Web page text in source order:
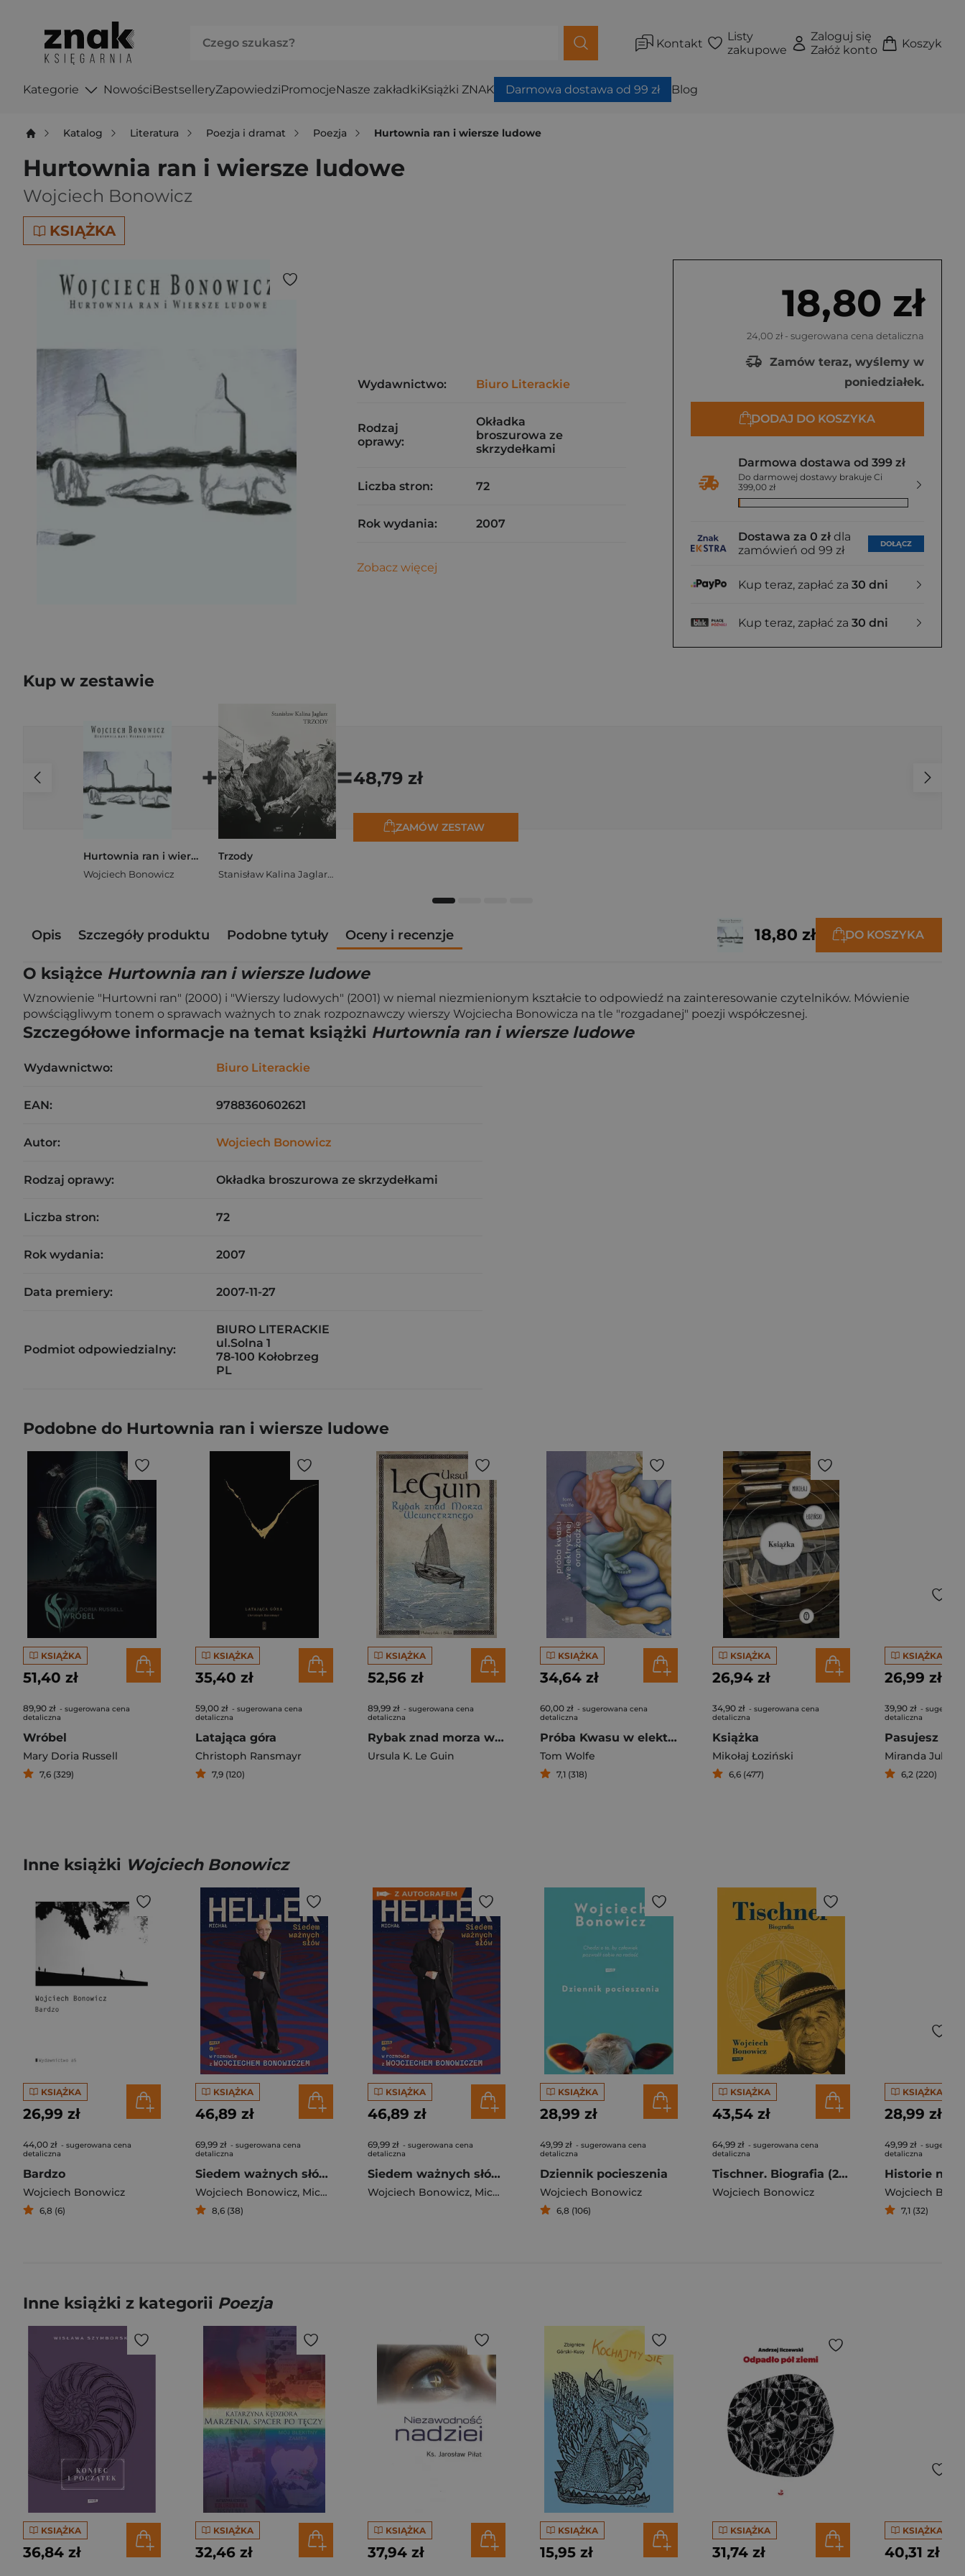
Kontakt
Listy
zakupowe
Zaloguj się
Załóż konto
Koszyk
Kategorie NowościBestselleryZapowiedziPromocjeNasze zakładkiKsiążki ZNAK Darmowa dostawa od 99 zł Blog
Katalog Literatura Poezja i dramat Poezja Hurtownia ran i wiersze ludowe
Hurtownia ran i wiersze ludowe
Wojciech Bonowicz
KSIĄŻKA
18,80 zł
24,00 zł - sugerowana cena detaliczna
Zamów teraz, wyślemy w
poniedziałek.
DODAJ DO KOSZYKA
Darmowa dostawa od 399 zł
Do darmowej dostawy brakuje Ci
399,00 zł
Dostawa za 0 zł dla
zamówień od 99 zł
DOŁĄCZ
Kup teraz, zapłać za 30 dni
Kup teraz, zapłać za 30 dni
Wydawnictwo: Biuro Literackie
Rodzaj
oprawy:
Okładka
broszurowa ze
skrzydełkami
Liczba stron: 72
Rok wydania: 2007
Zobacz więcej
Kup w zestawie
Hurtownia ran i wiersze ludowe
Wojciech Bonowicz
+
Trzody
Stanisław Kalina Jaglarz
=48,79 zł
ZAMÓW ZESTAW
Opis Szczegóły produktu Podobne tytuły Oceny i recenzje 18,80 zł DO KOSZYKA
O książce Hurtownia ran i wiersze ludowe
Wznowienie "Hurtowni ran" (2000) i "Wierszy ludowych" (2001) w niemal niezmienionym kształcie to odpowiedź na zainteresowanie czytelników. Mówienie
powściągliwym tonem o sprawach ważnych to znak rozpoznawczy wierszy Wojciecha Bonowicza na tle "rozgadanej" poezji współczesnej.
Szczegółowe informacje na temat książki Hurtownia ran i wiersze ludowe
Wydawnictwo: Biuro Literackie
EAN: 9788360602621
Autor: Wojciech Bonowicz
Rodzaj oprawy: Okładka broszurowa ze skrzydełkami
Liczba stron: 72
Rok wydania: 2007
Data premiery: 2007-11-27
Podmiot odpowiedzialny:
BIURO LITERACKIE
ul.Solna 1
78-100 Kołobrzeg
PL
Podobne do Hurtownia ran i wiersze ludowe
KSIĄŻKA
51,40 zł
89,90 zł - sugerowana cena
detaliczna
Wróbel
Mary Doria Russell
7,6 (329)
KSIĄŻKA
35,40 zł
59,00 zł - sugerowana cena
detaliczna
Latająca góra
Christoph Ransmayr
7,9 (120)
KSIĄŻKA
52,56 zł
89,99 zł - sugerowana cena
detaliczna
Rybak znad morza wewnętrznego
Ursula K. Le Guin
KSIĄŻKA
34,64 zł
60,00 zł - sugerowana cena
detaliczna
Próba Kwasu w elektrycznej oranżadzie
Tom Wolfe
7,1 (318)
KSIĄŻKA
26,94 zł
34,90 zł - sugerowana cena
detaliczna
Książka
Mikołaj Łoziński
6,6 (477)
KSIĄŻKA
26,99 zł
39,90 zł -
detaliczna
Pasujesz tu
Miranda July
6,2 (220)
Inne książki Wojciech Bonowicz
KSIĄŻKA
26,99 zł
44,00 zł - sugerowana cena
detaliczna
Bardzo
Wojciech Bonowicz
6,8 (6)
KSIĄŻKA
46,89 zł
69,99 zł - sugerowana cena
detaliczna
Siedem ważnych słów. Michał Heller w rozmowie z Wojciechem Bonowiczem
Wojciech Bonowicz, Michał Heller
8,6 (38)
KSIĄŻKA
46,89 zł
69,99 zł - sugerowana cena
detaliczna
Siedem ważnych słów. Michał Heller w rozmowie z Wojciechem Bonowiczem - książka z autografem
Wojciech Bonowicz, Michał Heller
KSIĄŻKA
28,99 zł
49,99 zł - sugerowana cena
detaliczna
Dziennik pocieszenia
Wojciech Bonowicz
6,8 (106)
KSIĄŻKA
43,54 zł
64,99 zł - sugerowana cena
detaliczna
Tischner. Biografia (2023)
Wojciech Bonowicz
KSIĄŻKA
28,99 zł
49,99 zł -
detaliczna
Wojciech
7,1 (32)
Inne książki z kategorii Poezja
KSIĄŻKA
36,84 zł
KSIĄŻKA
32,46 zł
KSIĄŻKA
37,94 zł
KSIĄŻKA
15,95 zł
KSIĄŻKA
31,74 zł
KSIĄŻKA
40,31 zł